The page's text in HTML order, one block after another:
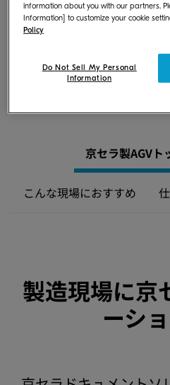
本製品に関するお問い合
わせください。(クリック
開きま
京セラ製AGVト
こんな現場におすすめ
製造現場に京
ーシ
information about you with our partners.
Information] to customize your cookie
Policy
Do Not Sell My Personal
Information